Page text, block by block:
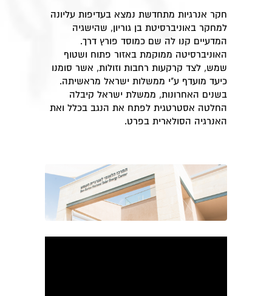
חקר אנרגיות מתחדשת נמצא בעדיפות עליונה
למחקר באוניברסיטת בן גוריון, שהישגיה
המדעיים קנו לה שם כמוסד פורץ דרך.
האוניברסיטה ממוקמת באזור פתוח ושטוף
שמש, לצד קרקעות רחבות וזולות, אשר סומנו
כיעד מועדף ע"י ממשלות ישראל מראשיתה.
בשנים האחרונות, ממשלת ישראל קיבלה
החלטה אסטרטגית לפתח את הנגב בכלל ואת
האנרגיה הסולארית בפרט.